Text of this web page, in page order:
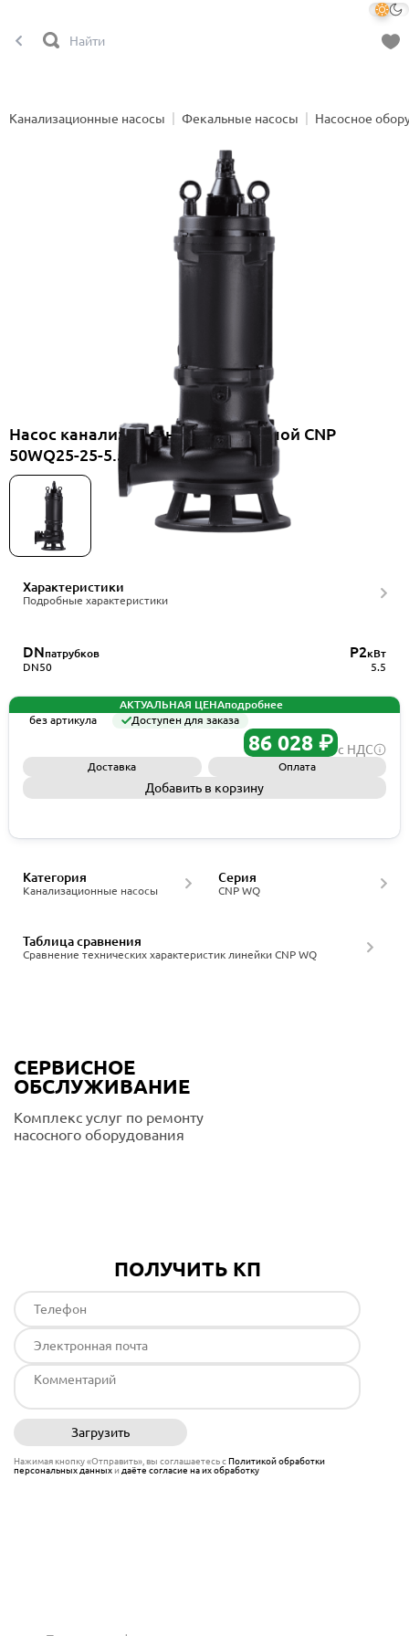
Канализационные насосы Фекальные насосы Насосное
Насос канализационный погружной CNP
50WQ25-25-5.5AC(I)
Характеристики
Подробные характеристики
DNпатрубков
DN50
P2кВт
5.5
АКТУАЛЬНАЯ ЦЕНАподробнее
без артикула
Доступен для заказа
86 028 ₽ с НДС
Доставка Оплата
Добавить в корзину
Канализационные насосы
Категория
CNP WQ
Серия
Сравнение технических характеристик линейки CNP WQ
Таблица сравнения
СЕРВИСНОЕ
ОБСЛУЖИВАНИЕ
Комплекс услуг по ремонту
насосного оборудования
ПОЛУЧИТЬ КП
Загрузить
Нажимая кнопку «Отправить», вы соглашаетесь сПолитикой обработки
персональных данныхи даёте согласие на их обработку